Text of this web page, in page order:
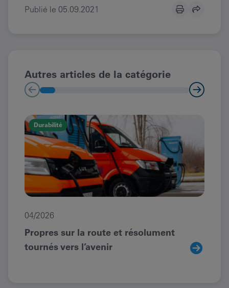
Publié le 05.09.2021
Autres articles de la catégorie
Durabilité
04/2026
Propres sur la route et résolument
tournés vers l’avenir